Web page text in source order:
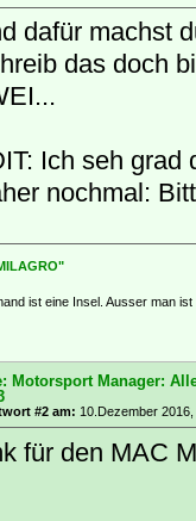
dafür machst
das doch
Ich seh grad
nochmal:
ist eine Insel. Ausser man
Motorsport Manager:
#2 am: 10.Dezember
für den MAC